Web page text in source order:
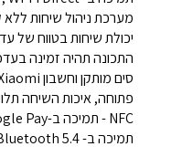
מערכת ניהול שיחות
יכולת שיחות בטווח של עד 1.0 ק"מ
פתוחה, איכות השיחה
NFC - תמיכה ב-Google Pay
תמיכה ב- Bluetooth 5.4 (שני התקנים בו-זמנית)